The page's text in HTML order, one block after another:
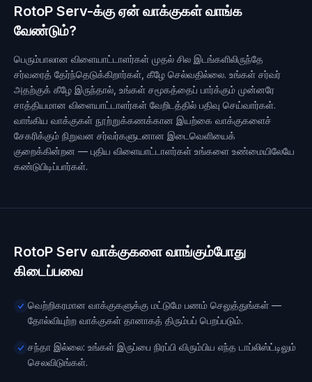
RotoP Serv-க்கு ஏன் வாக்குகள் வாங்க
வேண்டும்?
பெரும்பாலான விளையாட்டாளர்கள் முதல் சில இடங்களிலிருந்தே
சர்வரைத் தேர்ந்தெடுக்கிறார்கள், கீழே செல்வதில்லை. உங்கள் சர்வர்
அதற்குக் கீழே இருந்தால், உங்கள் சமூகத்தைப் பார்க்கும் முன்னரே
சாத்தியமான விளையாட்டாளர்கள் வேறிடத்தில் பதிவு செய்வார்கள்.
வாங்கிய வாக்குகள் நூற்றுக்கணக்கான இயற்கை வாக்குகளைச்
சேகரிக்கும் நிறுவன சர்வர்களுடனான இடைவெளியைக்
குறைக்கின்றன — புதிய விளையாட்டாளர்கள் உங்களை உண்மையிலேயே
கண்டுபிடிப்பார்கள்.
RotoP Serv வாக்குகளை வாங்கும்போது
கிடைப்பவை
வெற்றிகரமான வாக்குகளுக்கு மட்டுமே பணம் செலுத்துங்கள் —
தோல்வியுற்ற வாக்குகள் தானாகத் திரும்பப் பெறப்படும்.
சந்தா இல்லை: உங்கள் இருப்பை நிரப்பி விரும்பிய எந்த டாப்லிஸ்ட்டிலும்
செலவிடுங்கள்.